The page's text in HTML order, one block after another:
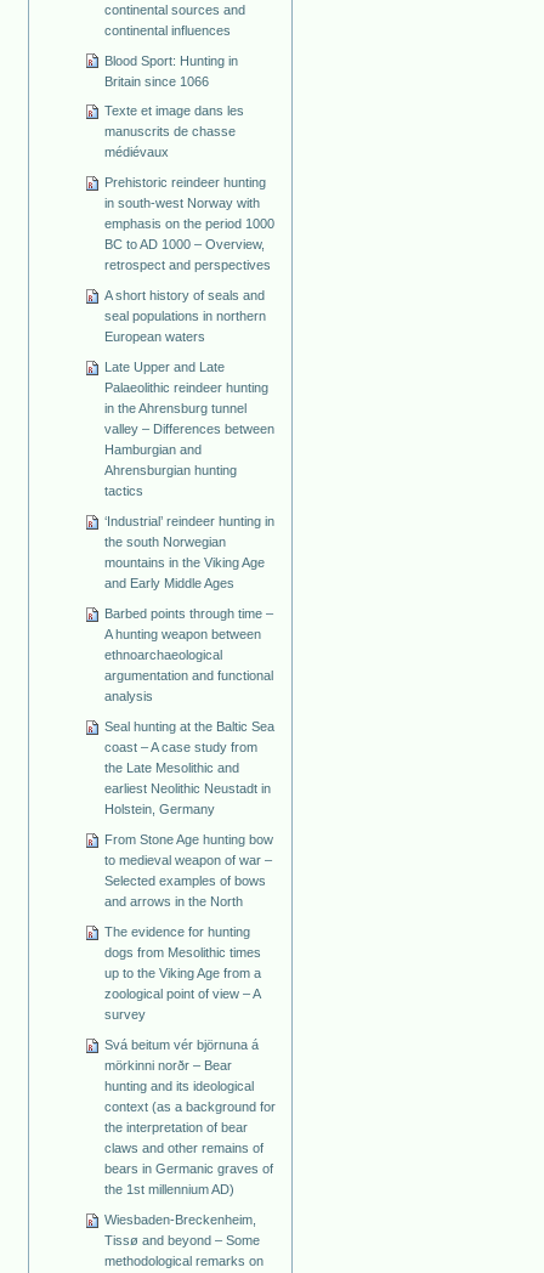
continental sources and
continental influences
Blood Sport: Hunting in
Britain since 1066
Texte et image dans les
manuscrits de chasse
médiévaux
Prehistoric reindeer hunting
in south-west Norway with
emphasis on the period 1000
BC to AD 1000 – Overview,
retrospect and perspectives
A short history of seals and
seal populations in northern
European waters
Late Upper and Late
Palaeolithic reindeer hunting
in the Ahrensburg tunnel
valley – Differences between
Hamburgian and
Ahrensburgian hunting
tactics
‘Industrial’ reindeer hunting in
the south Norwegian
mountains in the Viking Age
and Early Middle Ages
Barbed points through time –
A hunting weapon between
ethnoarchaeological
argumentation and functional
analysis
Seal hunting at the Baltic Sea
coast – A case study from
the Late Mesolithic and
earliest Neolithic Neustadt in
Holstein, Germany
From Stone Age hunting bow
to medieval weapon of war –
Selected examples of bows
and arrows in the North
The evidence for hunting
dogs from Mesolithic times
up to the Viking Age from a
zoological point of view – A
survey
Svá beitum vér björnuna á
mörkinni norðr – Bear
hunting and its ideological
context (as a background for
the interpretation of bear
claws and other remains of
bears in Germanic graves of
the 1st millennium AD)
Wiesbaden-Breckenheim,
Tissø and beyond – Some
methodological remarks on